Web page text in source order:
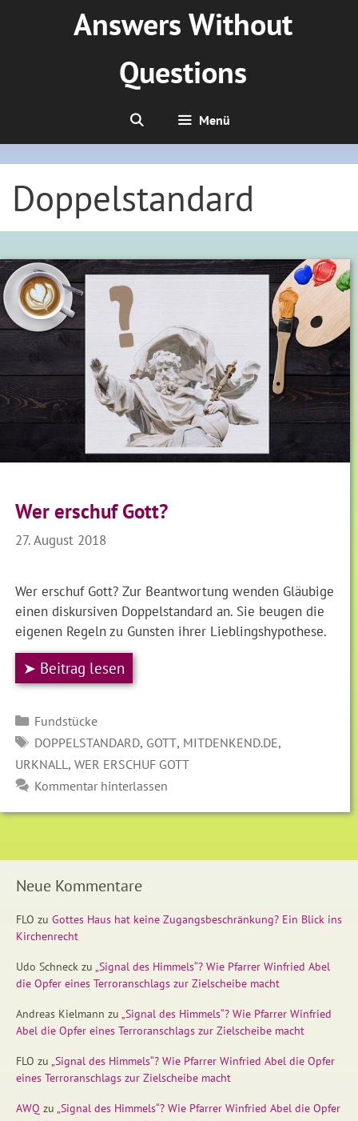
Answers Without
Questions
Menü
Doppelstandard
Wer erschuf Gott?
27. August 2018
Wer erschuf Gott? Zur Beantwortung wenden Gläubige
einen diskursiven Doppelstandard an. Sie beugen die
eigenen Regeln zu Gunsten ihrer Lieblingshypothese.
➤ Beitrag lesen
Kategorien
Fundstücke
SCHLAGWÖRTER
DOPPELSTANDARD, GOTT, MITDENKEND.DE,
URKNALL,WER ERSCHUF GOTT
Kommentar hinterlassen
Neue Kommentare
FLO zu Gottes Haus hat keine Zugangsbeschränkung? Ein Blick ins
Kirchenrecht
Udo Schneck zu „Signal des Himmels“? Wie Pfarrer Winfried Abel
die Opfer eines Terroranschlags zur Zielscheibe macht
Andreas Kielmann zu „Signal des Himmels“? Wie Pfarrer Winfried
Abel die Opfer eines Terroranschlags zur Zielscheibe macht
FLO zu „Signal des Himmels“? Wie Pfarrer Winfried Abel die Opfer
eines Terroranschlags zur Zielscheibe macht
AWQ zu „Signal des Himmels“? Wie Pfarrer Winfried Abel die Opfer